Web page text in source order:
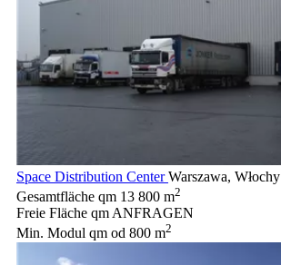
Space Distribution CenterWarszawa, Włochy
Gesamtfläche qm 13 800 m2
Freie Fläche qm ANFRAGEN
Min. Modul qm od 800 m2